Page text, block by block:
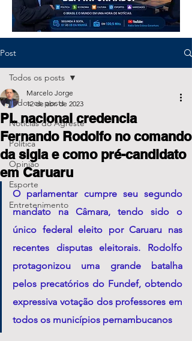
Post
Todos os posts
Notícias do Agreste
Política
Opinião
Esporte
Entretenimento
Todos os posts
PL nacional credencia
Fernando Rodolfo no comando
da sigla e como pré-candidato
em Caruaru
Marcelo Jorge
12 de abr. de 2023
O parlamentar cumpre seu segundo
mandato na Câmara, tendo sido o
único federal eleito por Caruaru nas
recentes disputas eleitorais. Rodolfo
protagonizou uma grande batalha
pelos precatórios do Fundef, obtendo
expressiva votação dos professores em
todos os municípios pernambucanos